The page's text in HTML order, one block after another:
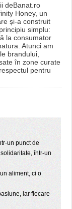
deBanat.ro
Honey, un
și-a construit
simplu:
la consumator
Atunci am
brandului,
în zone curate
pentru
un punct de
într-un
aliment, ci o
iar fiecare